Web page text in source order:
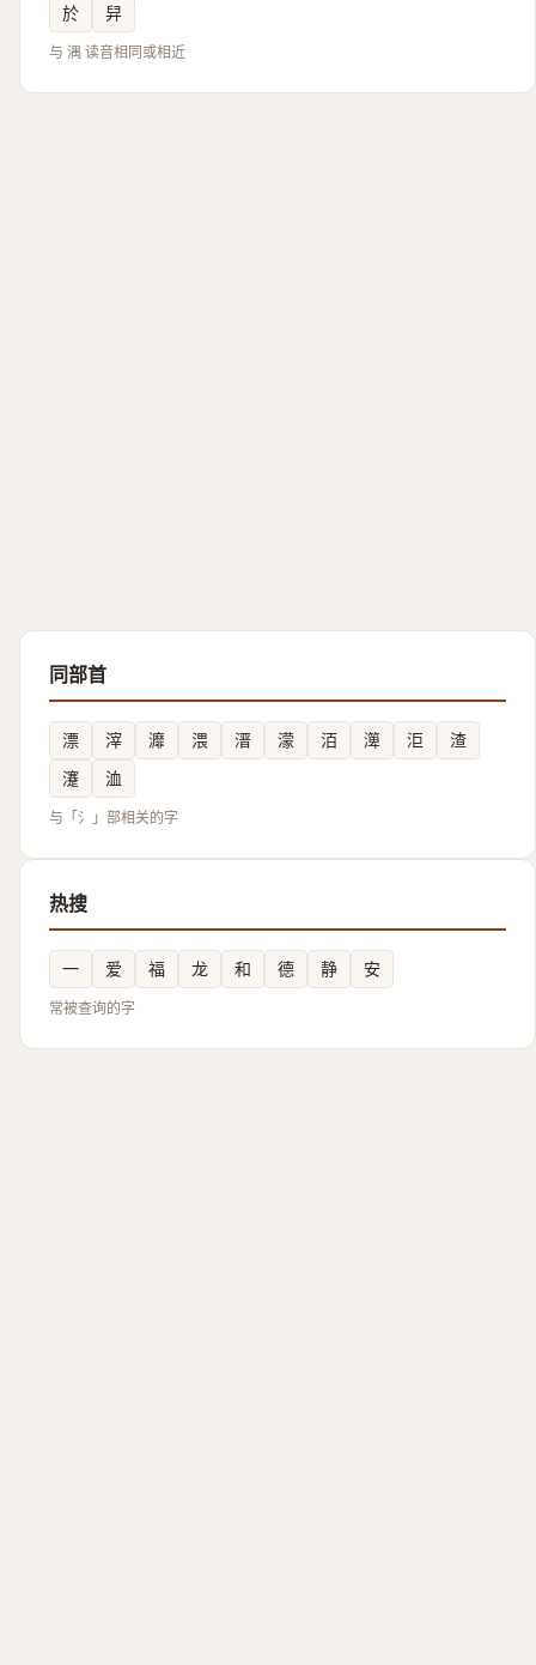
於
舁
与 湡 读音相同或相近
同部首
漂 滓 灖 渨 溍 濛 洦 㵺 洰
渣
瀽
洫
与「氵」部相关的字
热搜
一 爱 福 龙 和 德 静 安
常被查询的字